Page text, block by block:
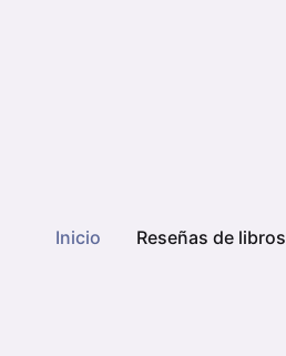
Inicio Reseñas de libros